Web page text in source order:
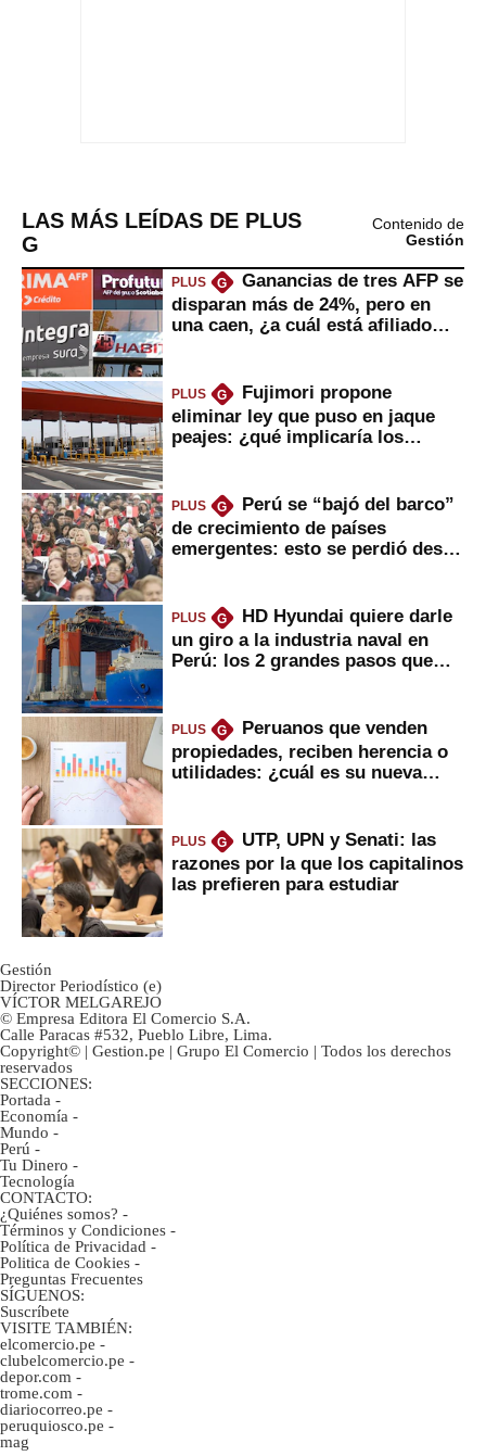
LAS MÁS LEÍDAS DE PLUS
G
Contenido de
Gestión
PLUS G
Ganancias de tres AFP se
disparan más de 24%, pero en
una caen, ¿a cuál está afiliado
PLUS G
Fujimori propone
eliminar ley que puso en jaque
peajes: ¿qué implicaría los
PLUS G
Perú se “bajó del barco”
de crecimiento de países
emergentes: esto se perdió desde
PLUS G
HD Hyundai quiere darle
un giro a la industria naval en
Perú: los 2 grandes pasos que
PLUS G
Peruanos que venden
propiedades, reciben herencia o
utilidades: ¿cuál es su nueva
PLUS G
UTP, UPN y Senati: las
razones por la que los capitalinos
las prefieren para estudiar
Gestión
Director Periodístico (e)
VÍCTOR MELGAREJO
© Empresa Editora El Comercio S.A.
Calle Paracas #532, Pueblo Libre, Lima.
Copyright© | Gestion.pe | Grupo El Comercio | Todos los derechos
reservados
SECCIONES:
Portada -
Economía -
Mundo -
Perú -
Tu Dinero -
Tecnología
CONTACTO:
¿Quiénes somos? -
Términos y Condiciones -
Política de Privacidad -
Politica de Cookies -
Preguntas Frecuentes
SÍGUENOS:
Suscríbete
VISITE TAMBIÉN:
elcomercio.pe -
clubelcomercio.pe -
depor.com -
trome.com -
diariocorreo.pe -
peruquiosco.pe -
mag